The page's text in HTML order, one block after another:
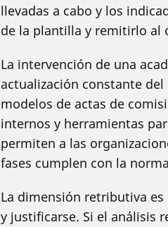
llevadas a cabo y los
de la plantilla y remitirlo al
La intervención de una
actualización constante
modelos de actas de
internos y herramientas
permiten a las
fases cumplen con la
La dimensión retributiva
y justificarse. Si el análisis